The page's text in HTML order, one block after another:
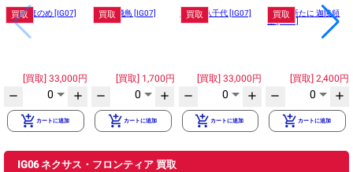
買取
蝶ヶ崎ほのめ [IG07]
33,000円
remove 0 add
add_shopping_cart カートに追加
買取
天王寺飛鳥 [IG07]
1,700円
remove 0 add
add_shopping_cart カートに追加
買取
上柚木八千代 [IG07]
33,000円
remove 0 add
add_shopping_cartカートに追加
買取
こころ新たに 迦陵頻
伽 [IG07]
2,400円
remove 0 add
add_shopping_cartカートに追加
IG06 ネクサス・フロンティア 買取